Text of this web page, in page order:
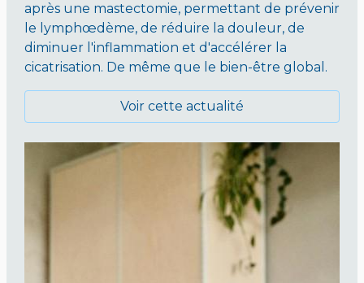
après une mastectomie, permettant de prévenir
le lymphœdème, de réduire la douleur, de
diminuer l'inflammation et d'accélérer la
cicatrisation. De même que le bien-être global.
Voir cette actualité